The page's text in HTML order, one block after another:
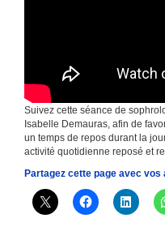
Suivez cette séance de
Isabelle Demauras, afin de
un temps de repos durant la
activité quotidienne reposé et
Partagez cette page avec